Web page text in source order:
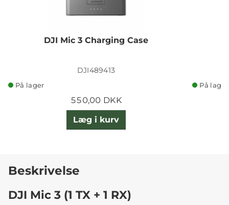
DJI Mic 3 Charging Case
DJI489413
På lager
550,00 DKK
Læg i kurv
På lager
Beskrivelse
DJI Mic 3 (1 TX + 1 RX)